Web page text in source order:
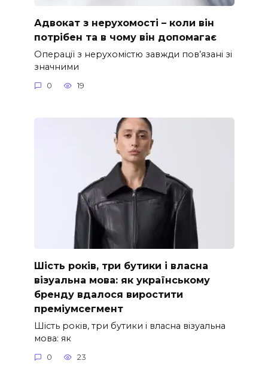
Адвокат з нерухомості – коли він
потрібен та в чому він допомагає
Операції з нерухомістю завжди пов’язані зі
значними
0 19
Шість років, три бутики і власна
візуальна мова: як українському
бренду вдалося виростити
преміумсегмент
Шість років, три бутики і власна візуальна
мова: як
0 23